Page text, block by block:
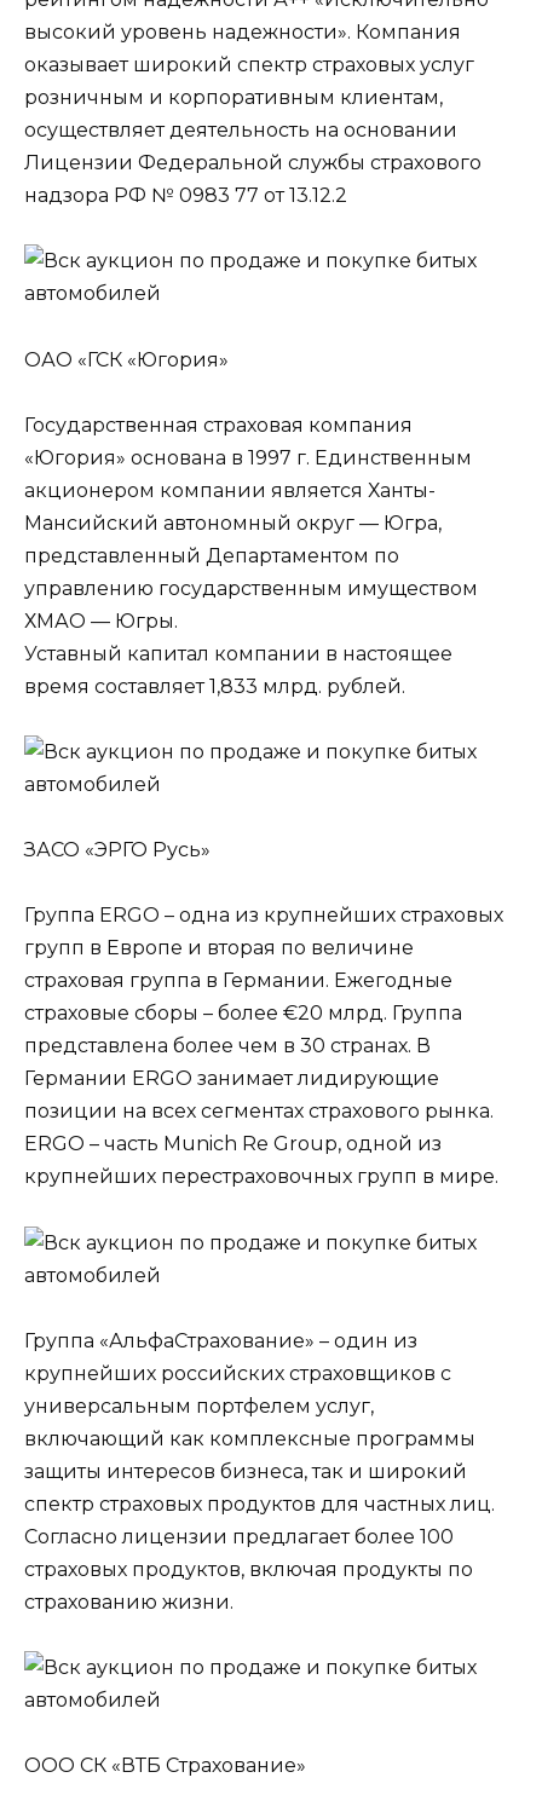
высокий уровень надежности». Компания
оказывает широкий спектр страховых услуг
розничным и корпоративным клиентам,
осуществляет деятельность на основании
Лицензии Федеральной службы страхового
надзора РФ № 0983 77 от 13.12.2
ОАО «ГСК «Югория»
Государственная страховая компания
«Югория» основана в 1997 г. Единственным
акционером компании является Ханты-
Мансийский автономный округ — Югра,
представленный Департаментом по
управлению государственным имуществом
ХМАО — Югры.
Уставный капитал компании в настоящее
время составляет 1,833 млрд. рублей.
ЗАСО «ЭРГО Русь»
Группа ERGO – одна из крупнейших страховых
групп в Европе и вторая по величине
страховая группа в Германии. Ежегодные
страховые сборы – более €20 млрд. Группа
представлена более чем в 30 странах. В
Германии ERGO занимает лидирующие
позиции на всех сегментах страхового рынка.
ERGO – часть Munich Re Group, одной из
крупнейших перестраховочных групп в мире.
Группа «АльфаСтрахование» – один из
крупнейших российских страховщиков с
универсальным портфелем услуг,
включающий как комплексные программы
защиты интересов бизнеса, так и широкий
спектр страховых продуктов для частных лиц.
Согласно лицензии предлагает более 100
страховых продуктов, включая продукты по
страхованию жизни.
ООО СК «ВТБ Страхование»